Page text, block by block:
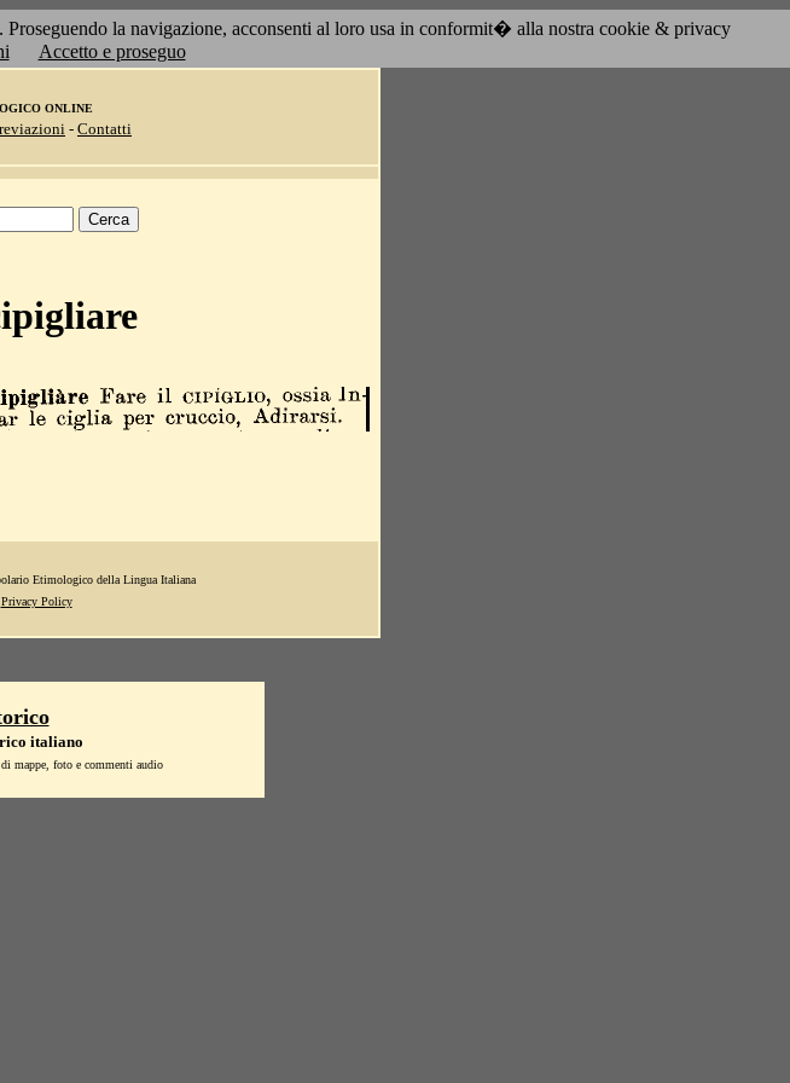
la navigazione, acconsenti al loro usa in conformit� alla nostra cookie & privacy
Accetto e proseguo
ONLINE
- Contatti
Etimologico della Lingua Italiana
Privacy Policy
italiano
mappe, foto e commenti audio